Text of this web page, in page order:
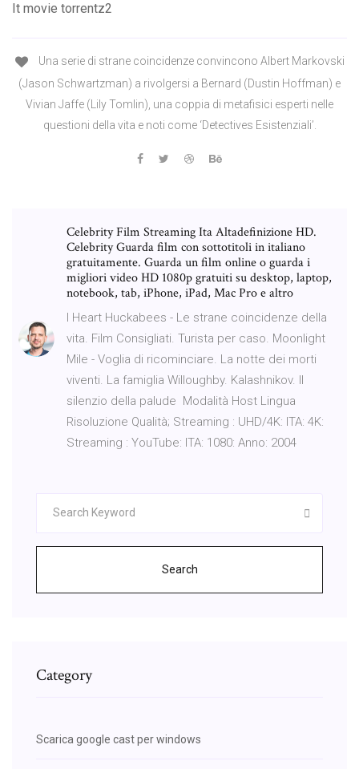
It movie torrentz2
Una serie di strane coincidenze convincono Albert Markovski
(Jason Schwartzman) a rivolgersi a Bernard (Dustin Hoffman) e
Vivian Jaffe (Lily Tomlin), una coppia di metafisici esperti nelle
questioni della vita e noti come ‘Detectives Esistenziali’.
Celebrity Film Streaming Ita Altadefinizione HD.
Celebrity Guarda film con sottotitoli in italiano
gratuitamente. Guarda un film online o guarda i
migliori video HD 1080p gratuiti su desktop, laptop,
notebook, tab, iPhone, iPad, Mac Pro e altro
I Heart Huckabees - Le strane coincidenze della
vita. Film Consigliati. Turista per caso. Moonlight
Mile - Voglia di ricominciare. La notte dei morti
viventi. La famiglia Willoughby. Kalashnikov. Il
silenzio della palude Modalità Host Lingua
Risoluzione Qualità; Streaming : UHD/4K: ITA: 4K:
Streaming : YouTube: ITA: 1080: Anno: 2004
Search
Category
Scarica google cast per windows